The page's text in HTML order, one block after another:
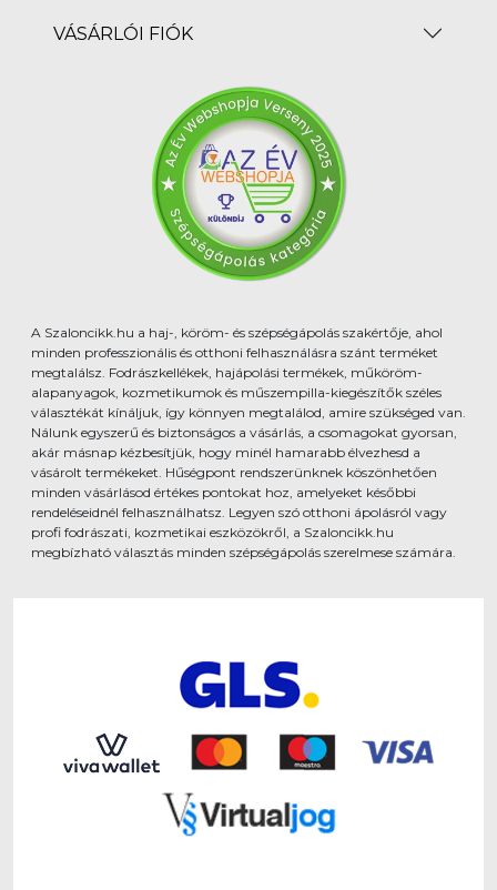
VÁSÁRLÓI FIÓK
A Szaloncikk.hu a haj-, köröm- és szépségápolás szakértője, ahol
minden professzionális és otthoni felhasználásra szánt terméket
megtalálsz. Fodrászkellékek, hajápolási termékek, műköröm-
alapanyagok, kozmetikumok és műszempilla-kiegészítők széles
választékát kínáljuk, így könnyen megtalálod, amire szükséged van.
Nálunk egyszerű és biztonságos a vásárlás, a csomagokat gyorsan,
akár másnap kézbesítjük, hogy minél hamarabb élvezhesd a
vásárolt termékeket. Hűségpont rendszerünknek köszönhetően
minden vásárlásod értékes pontokat hoz, amelyeket későbbi
rendeléseidnél felhasználhatsz. Legyen szó otthoni ápolásról vagy
profi fodrászati, kozmetikai eszközökről, a Szaloncikk.hu
megbízható választás minden szépségápolás szerelmese számára.